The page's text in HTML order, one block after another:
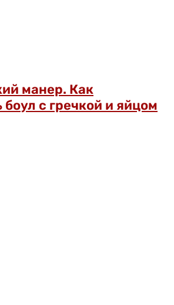
манер. Как
боул с гречкой и яйцом